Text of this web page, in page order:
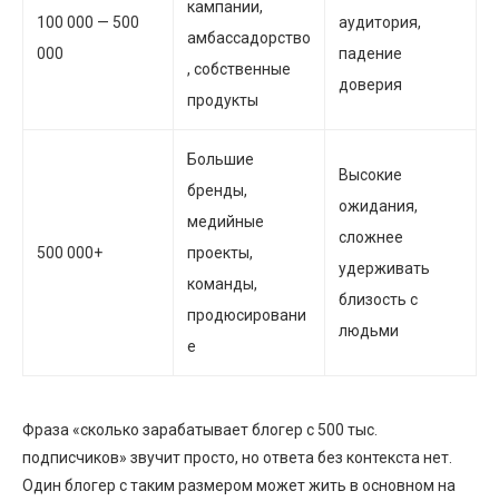
100 000 — 500
000
кампании,
амбассадорство
, собственные
продукты
аудитория,
падение
доверия
500 000+
Большие
бренды,
медийные
проекты,
команды,
продюсировани
е
Высокие
ожидания,
сложнее
удерживать
близость с
людьми
Фраза «сколько зарабатывает блогер с 500 тыс.
подписчиков» звучит просто, но ответа без контекста нет.
Один блогер с таким размером может жить в основном на